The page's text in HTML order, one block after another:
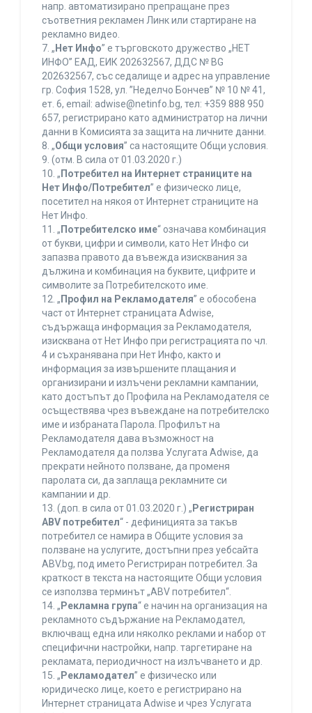
напр. автоматизирано препращане през
съответния рекламен Линк или стартиране на
рекламно видео.
7. „ Нет Инфо” е търговското дружество „НЕТ
ИНФО” ЕАД, ЕИК 202632567, ДДС № BG
202632567, със седалище и адрес на управление
гр. София 1528, ул. ”Неделчо Бончев” № 10 № 41,
ет. 6, еmail: adwise@netinfo.bg, тел: +359 888 950
657, регистрирано като администратор на лични
данни в Комисията за защита на личните данни.
8. „Общи условия” са настоящите Общи условия.
9. (отм. В сила от 01.03.2020 г.)
10. „ Потребител на Интернет страниците на
Нет Инфо/Потребител” е физическо лице,
посетител на някоя от Интернет страниците на
Нет Инфо.
11. „ Потребителско име“ означава комбинация
от букви, цифри и символи, като Нет Инфо си
запазва правото да въвежда изисквания за
дължина и комбинация на буквите, цифрите и
символите за Потребителското име.
12. „ Профил на Рекламодателя” е обособена
част от Интернет страницата Adwise,
съдържаща информация за Рекламодателя,
изисквана от Нет Инфо при регистрацията по чл.
4 и съхранявана при Нет Инфо, както и
информация за извършените плащания и
организирани и излъчени рекламни кампании,
като достъпът до Профила на Рекламодателя се
осъществява чрез въвеждане на потребителско
име и избраната Парола. Профилът на
Рекламодателя дава възможност на
Рекламодателя да ползва Услугата Adwise, да
прекрати нейното ползване, да променя
паролата си, да заплаща рекламните си
кампании и др.
13. (доп. в сила от 01.03.2020 г.) „ Регистриран
ABV потребител“ - дефиницията за такъв
потребител се намира в Общите условия за
ползване на услугите, достъпни през уебсайта
ABV.bg, под името Регистриран потребител. За
краткост в текста на настоящите Общи условия
се използва терминът „ABV потребител“.
14. „ Рекламна група“ е начин на организация на
рекламното съдържание на Рекламодател,
включващ една или няколко реклами и набор от
специфични настройки, напр. таргетиране на
рекламата, периодичност на излъчването и др.
15. „ Рекламодател” е физическо или
юридическо лице, което е регистрирано на
Интернет страницата Adwise и чрез Услугата